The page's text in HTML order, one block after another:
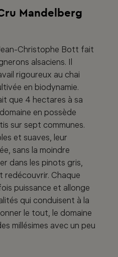
Mandelberg
Christophe Bott fait
alsaciens. Il
rigoureux au chai
en biodynamie.
que 4 hectares à sa
en possède
sur sept communes.
et suaves, leur
sans la moindre
dans les pinots gris,
redécouvrir. Chaque
puissance et allonge
qui conduisent à la
le tout, le domaine
millésimes avec un peu